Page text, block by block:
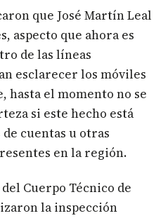
que José Martín Leal
aspecto que ahora es
de las líneas
esclarecer los móviles
hasta el momento no se
si este hecho está
cuentas u otras
en la región.
Cuerpo Técnico de
la inspección